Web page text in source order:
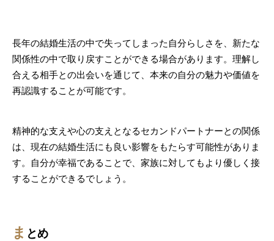
長年の結婚生活の中で失ってしまった自分らしさを、新たな
関係性の中で取り戻すことができる場合があります。理解し
合える相手との出会いを通じて、本来の自分の魅力や価値を
再認識することが可能です。
精神的な支えや心の支えとなるセカンドパートナーとの関係
は、現在の結婚生活にも良い影響をもたらす可能性がありま
す。自分が幸福であることで、家族に対してもより優しく接
することができるでしょう。
ま とめ